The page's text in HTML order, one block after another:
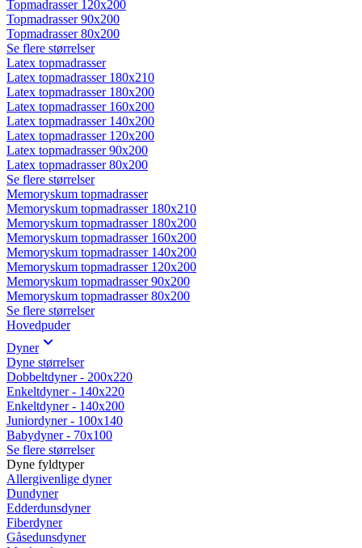
Topmadrasser 120x200
Topmadrasser 90x200
Topmadrasser 80x200
Se flere størrelser
Latex topmadrasser
Latex topmadrasser 180x210
Latex topmadrasser 180x200
Latex topmadrasser 160x200
Latex topmadrasser 140x200
Latex topmadrasser 120x200
Latex topmadrasser 90x200
Latex topmadrasser 80x200
Se flere størrelser
Memoryskum topmadrasser
Memoryskum topmadrasser 180x210
Memoryskum topmadrasser 180x200
Memoryskum topmadrasser 160x200
Memoryskum topmadrasser 140x200
Memoryskum topmadrasser 120x200
Memoryskum topmadrasser 90x200
Memoryskum topmadrasser 80x200
Se flere størrelser
Hovedpuder
Dyner
Dyne størrelser
Dobbeltdyner - 200x220
Enkeltdyner - 140x220
Enkeltdyner - 140x200
Juniordyner - 100x140
Babydyner - 70x100
Se flere størrelser
Dyne fyldtyper
Allergivenlige dyner
Dundyner
Edderdunsdyner
Fiberdyner
Gåsedunsdyner